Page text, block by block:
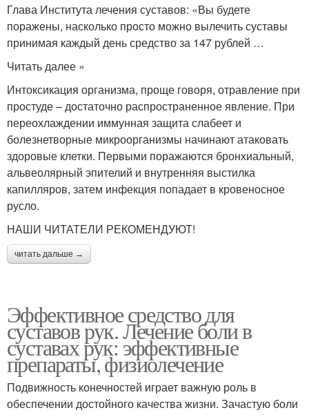
Глава Института лечения суставов: «Вы будете
поражены, насколько просто можно вылечить суставы
принимая каждый день средство за 147 рублей …
Читать далее »
Интоксикация организма, проще говоря, отравление при
простуде – достаточно распространенное явление. При
переохлаждении иммунная защита слабеет и
болезнетворные микроорганизмы начинают атаковать
здоровые клетки. Первыми поражаются бронхиальный,
альвеолярный эпителий и внутренняя выстилка
капилляров, затем инфекция попадает в кровеносное
русло.
НАШИ ЧИТАТЕЛИ РЕКОМЕНДУЮТ!
читать дальше →
Эффективное средство для
суставов рук. Лечение боли в
суставах рук: эффективные
препараты, физиолечение
Подвижность конечностей играет важную роль в
обеспечении достойного качества жизни. Зачастую боли